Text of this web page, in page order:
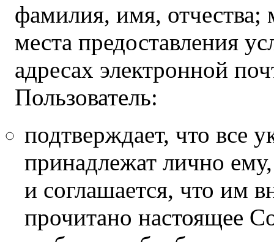
фамилия, имя, отчества;
места предоставления
адресах электронной
Пользователь:
подтверждает, что все
принадлежат лично
и соглашается, что им
прочитано настоящее